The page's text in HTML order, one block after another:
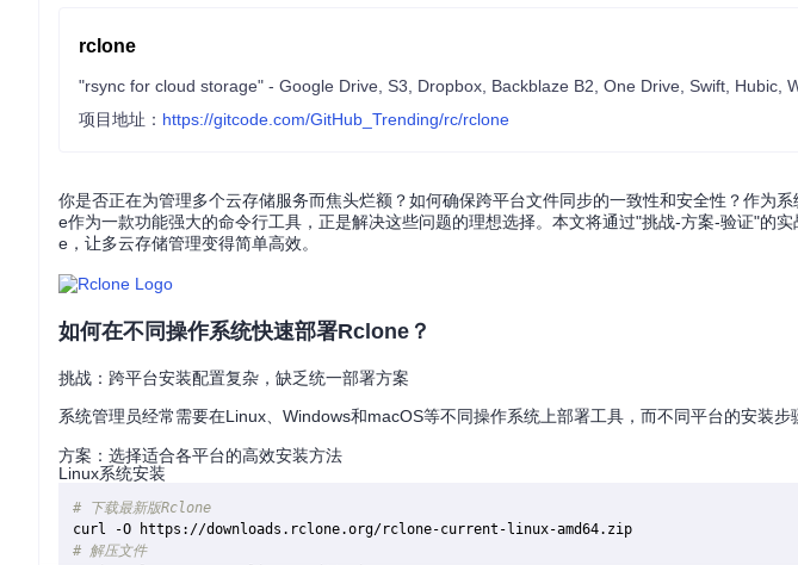
rclone
项目地址： https://gitcode.com/GitHub_Trending/rc/rclone
你是否正在为管理多个云存储服务而焦头烂额？如何确保跨平台文件同步的一致性和安全性？作为
e作为一款功能强大的命令行工具，正是解决这些问题的理想选择。本文将通过"挑战-方案-验证"的
e，让多云存储管理变得简单高效。
如何在不同操作系统快速部署Rclone？
挑战：跨平台安装配置复杂，缺乏统一部署方案
系统管理员经常需要在Linux、Windows和macOS等不同操作系统上部署工具，而不同平台的安装步
方案：选择适合各平台的高效安装方法
Linux系统安装
# 下载最新版Rclone
# 解压文件